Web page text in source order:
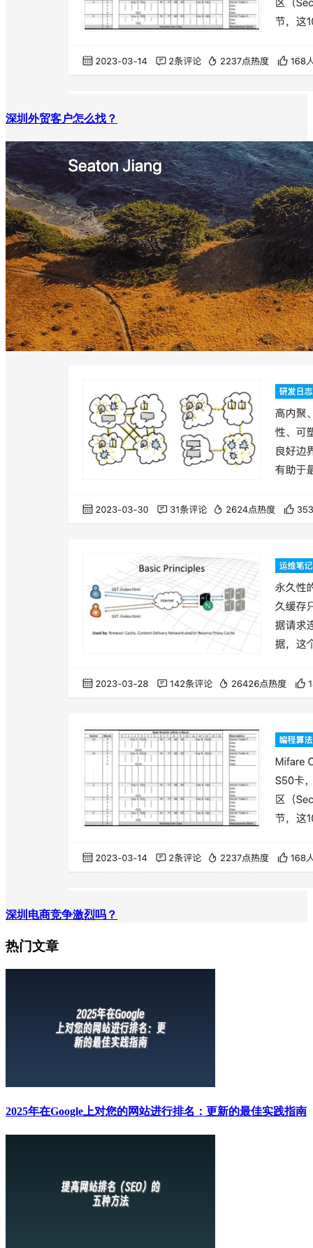
深圳外贸客户怎么找？
深圳电商竞争激烈吗？
热门文章
2025年在Google上对您的网站进行排名：更新的最佳实践指南